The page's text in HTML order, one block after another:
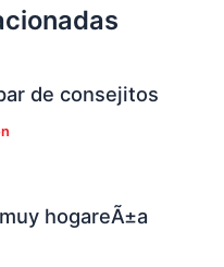
de consejitos
hogareÃ±a